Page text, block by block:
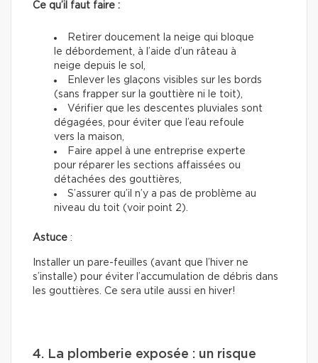
Ce qu’il faut faire :
Retirer doucement la neige qui bloque
le débordement, à l’aide d’un râteau à
neige depuis le sol,
Enlever les glaçons visibles sur les bords
(sans frapper sur la gouttière ni le toit),
Vérifier que les descentes pluviales sont
dégagées, pour éviter que l’eau refoule
vers la maison,
Faire appel à une entreprise experte
pour réparer les sections affaissées ou
détachées des gouttières,
S’assurer qu’il n’y a pas de problème au
niveau du toit (voir point 2).
Astuce :
Installer un pare-feuilles (avant que l’hiver ne
s’installe) pour éviter l’accumulation de débris dans
les gouttières. Ce sera utile aussi en hiver!
4. La plomberie exposée : un risque